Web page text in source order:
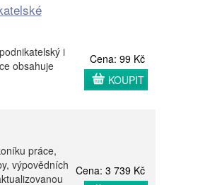
i
obsahuje
Cena: 99 Kč
KOUPIT
práce,
výpovědních Cena: 3 739 Kč